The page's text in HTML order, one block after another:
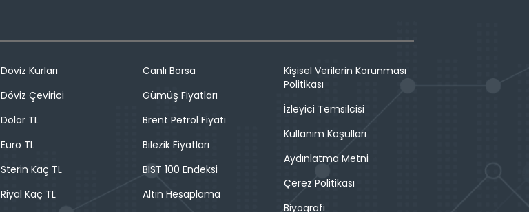
Döviz Kurları
Döviz Çevirici
Dolar TL
Euro TL
Sterin Kaç TL
Riyal Kaç TL
Canlı Borsa
Gümüş Fiyatları
Brent Petrol Fiyatı
Bilezik Fiyatları
BIST 100 Endeksi
Altın Hesaplama
Kişisel Verilerin Korunması
Politikası
İzleyici Temsilcisi
Kullanım Koşulları
Aydınlatma Metni
Çerez Politikası
Biyografi